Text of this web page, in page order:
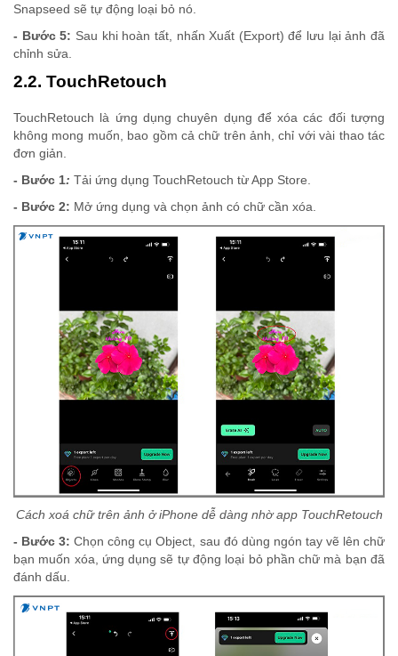
Snapseed sẽ tự động loại bỏ nó.
- Bước 5: Sau khi hoàn tất, nhấn Xuất (Export) để lưu lại ảnh đã
chỉnh sửa.
2.2. TouchRetouch
TouchRetouch là ứng dụng chuyên dụng để xóa các đối tượng
không mong muốn, bao gồm cả chữ trên ảnh, chỉ với vài thao tác
đơn giản.
- Bước 1: Tải ứng dụng TouchRetouch từ App Store.
- Bước 2: Mở ứng dụng và chọn ảnh có chữ cần xóa.
Cách xoá chữ trên ảnh ở iPhone dễ dàng nhờ app TouchRetouch
- Bước 3: Chọn công cụ Object, sau đó dùng ngón tay vẽ lên chữ
bạn muốn xóa, ứng dụng sẽ tự động loại bỏ phần chữ mà bạn đã
đánh dấu.